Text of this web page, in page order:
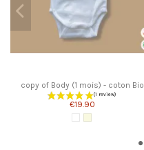
copy of Body (1 mois) - coton Bio
€19.90
WhiteÉcru